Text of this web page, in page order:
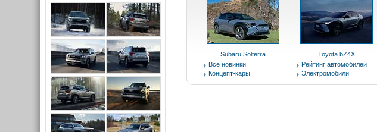
Subaru Solterra Toyota bZ4X
Все новинки
Концепт-кары
Рейтинг автомобилей
Электромобили